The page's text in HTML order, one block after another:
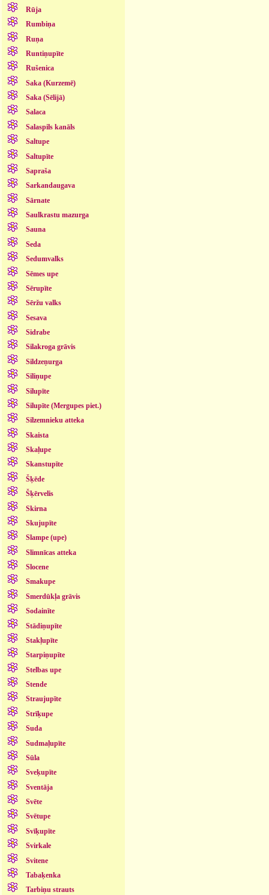
Rūja
Rumbiņa
Ruņa
Runtiņupīte
Rušenica
Saka (Kurzemē)
Saka (Sēlijā)
Salaca
Salaspils kanāls
Saltupe
Saltupīte
Sapraša
Sarkandaugava
Sārnate
Saulkrastu mazurga
Sauna
Seda
Sedumvalks
Sēmes upe
Sērupīte
Sēržu valks
Sesava
Sidrabe
Silakroga grāvis
Sildzeņurga
Siliņupe
Silupīte
Silupīte (Mergupes piet.)
Silzemnieku atteka
Skaista
Skaļupe
Skanstupīte
Šķēde
Šķērvelis
Skirna
Skujupīte
Slampe (upe)
Slimnīcas atteka
Slocene
Smakupe
Smerdūkļa grāvis
Sodainīte
Stādiņupīte
Stakļupīte
Starpiņupīte
Stelbas upe
Stende
Straujupīte
Strīķupe
Suda
Sudmaļupīte
Sūla
Sveķupīte
Sventāja
Svēte
Svētupe
Svīķupīte
Svirkale
Svitene
Tabaķenka
Tarbiņu strauts